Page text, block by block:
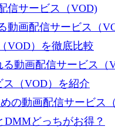
信サービス（VOD)
画配信サービス（
VOD）を徹底比較
動画配信サービス（
（VOD）を紹介
の動画配信サービス（
どっちがお得？